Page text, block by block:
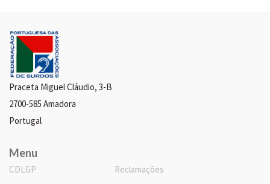
Praceta Miguel Cláudio, 3-B
2700-585 Amadora
Portugal
Menu
CDLGP
Reclamações